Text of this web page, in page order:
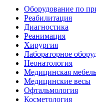
Оборудование по
Реабилитация
Диагностика
Реанимация
Хирургия
Лабораторное
Неонатология
Медицинская мебель
Медицинские весы
Офтальмология
Косметология